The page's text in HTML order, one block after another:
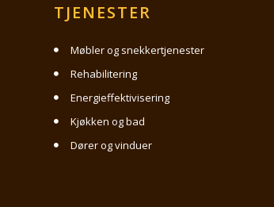
TJENESTER
Møbler og snekkertjenester
Rehabilitering
Energieffektivisering
Kjøkken og bad
Dører og vinduer